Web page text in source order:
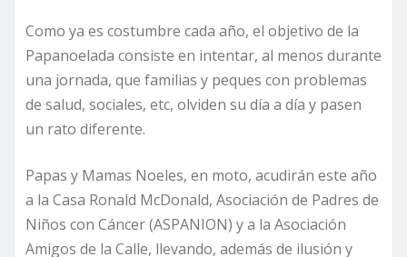
Como ya es costumbre cada año, el objetivo de la
Papanoelada consiste en intentar, al menos durante
una jornada, que familias y peques con problemas
de salud, sociales, etc, olviden su día a día y pasen
un rato diferente.
Papas y Mamas Noeles, en moto, acudirán este año
a la Casa Ronald McDonald, Asociación de Padres de
Niños con Cáncer (ASPANION) y a la Asociación
Amigos de la Calle, llevando, además de ilusión y